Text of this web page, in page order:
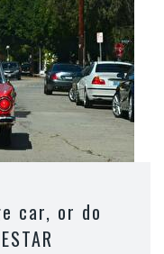
car, or do